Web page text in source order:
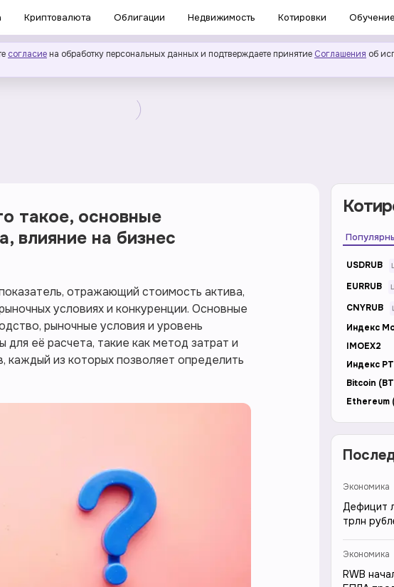
Криптовалюта Облигации Недвижимость Котировки Обучение
согласие на обработку персональных данных и подтверждаете принятие Соглашения об
такое, основные
влияние на бизнес
отражающий стоимость актива,
условиях и конкуренции. Основные
рыночные условия и уровень
её расчета, такие как метод затрат и
из которых позволяет определить
USDRUB
EURRUB
CNYRUB
Индекс
IMOEX2
Индекс
Bitcoin
Ethereum
Экономика
Дефицит
трлн
Экономика
RWB